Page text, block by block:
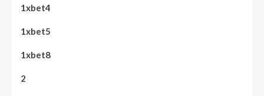
1xbet4
1xbet5
1xbet8
2